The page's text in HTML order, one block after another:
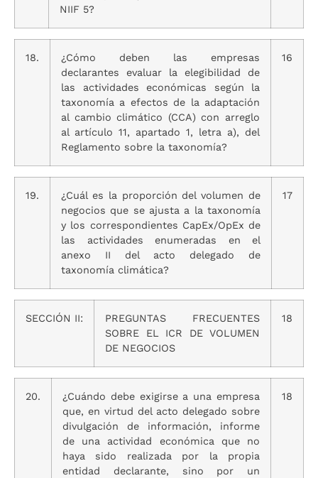
NIIF 5?
18.
¿Cómo deben las empresas
declarantes evaluar la elegibilidad de
las actividades económicas según la
taxonomía a efectos de la adaptación
al cambio climático (CCA) con arreglo
al artículo 11, apartado 1, letra a), del
Reglamento sobre la taxonomía?
16
19.
¿Cuál es la proporción del volumen de
negocios que se ajusta a la taxonomía
y los correspondientes CapEx/OpEx de
las actividades enumeradas en el
anexo II del acto delegado de
taxonomía climática?
17
SECCIÓN II:
PREGUNTAS FRECUENTES
SOBRE EL ICR DE VOLUMEN
DE NEGOCIOS
18
20.
¿Cuándo debe exigirse a una empresa
que, en virtud del acto delegado sobre
divulgación de información, informe
de una actividad económica que no
haya sido realizada por la propia
entidad declarante, sino por un
18